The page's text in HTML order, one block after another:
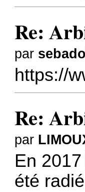
Re:
par
https://
Re:
par
En
été